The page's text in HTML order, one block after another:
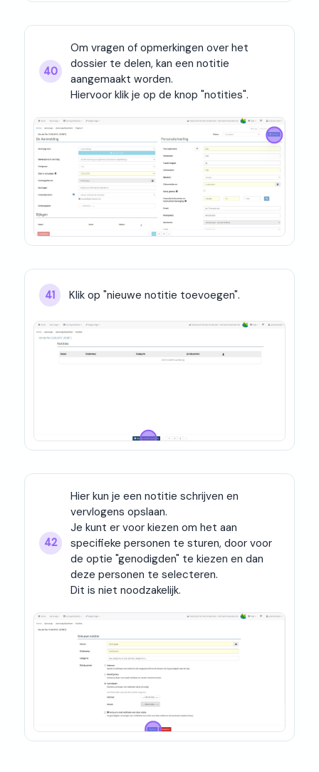
40
Om vragen of opmerkingen over het
dossier te delen, kan een notitie
aangemaakt worden.
Hiervoor klik je op de knop "notities".
41 Klik op "nieuwe notitie toevoegen".
42
Hier kun je een notitie schrijven en
vervlogens opslaan.
Je kunt er voor kiezen om het aan
specifieke personen te sturen, door voor
de optie "genodigden" te kiezen en dan
deze personen te selecteren.
Dit is niet noodzakelijk.